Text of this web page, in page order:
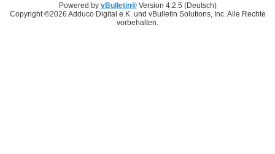
Powered by vBulletin®Version 4.2.5 (Deutsch)
Copyright ©2026 Adduco Digital e.K. und vBulletin Solutions, Inc. Alle Rechte
vorbehalten.